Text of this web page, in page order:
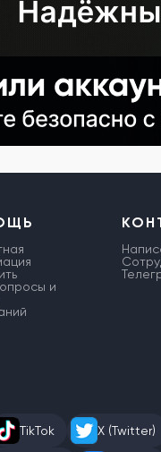
и
TikTok X (Twitter)